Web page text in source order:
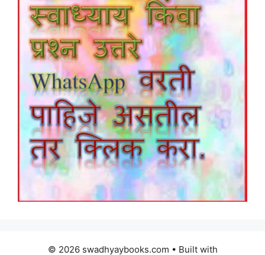
© 2026 swadhyaybooks.com • Built with